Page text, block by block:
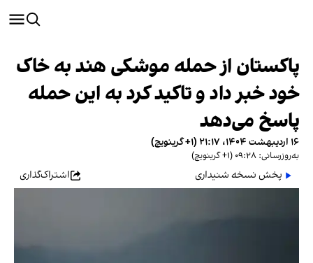
پاکستان از حمله موشکی هند به خاک
خود خبر داد و تاکید کرد به این حمله
پاسخ می‌دهد
۱۶ اردیبهشت ۱۴۰۴، ۲۱:۱۷ (‎+۱ گرینویچ)
به‌روزرسانی: ۰۹:۲۸ (‎+۱ گرینویچ)
پخش نسخه شنیداری اشتراک‌گذاری